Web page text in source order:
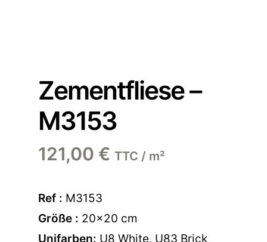
Zementfliese –
M3153
121,00 € TTC / m²
Ref : M3153
Größe : 20×20 cm
Unifarben: U8 White, U83 Brick